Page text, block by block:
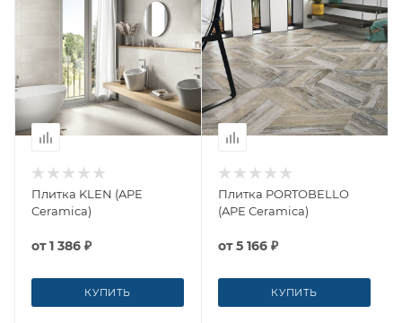
Плитка KLEN (APE
Ceramica)
от1 386 ₽
КУПИТЬ
Плитка PORTOBELLO
(APE Ceramica)
от5 166 ₽
КУПИТЬ